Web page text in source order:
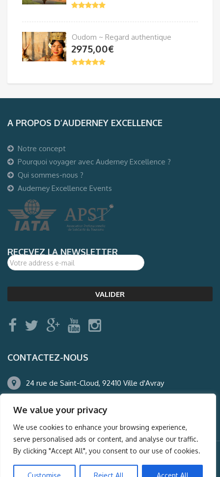
We value your privacy
We use cookies to enhance your browsing experience,
serve personalised ads or content, and analyse our traffic.
By clicking "Accept All", you consent to our use of cookies.
Customise Reject All Accept All
Oudom ~ Regard authentique
2975,00€
A PROPOS D’AUDERNEY EXCELLENCE
Notre concept
Pourquoi voyager avec Auderney Excellence ?
Qui sommes-nous ?
Auderney Excellence Events
RECEVEZ LA NEWSLETTER
CONTACTEZ-NOUS
24 rue de Saint-Cloud, 92410 Ville d'Avray